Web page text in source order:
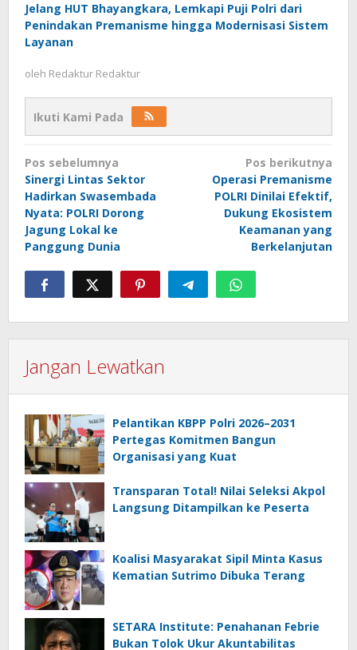
Jelang HUT Bhayangkara, Lemkapi Puji Polri dari
Penindakan Premanisme hingga Modernisasi Sistem
Layanan
oleh Redaktur Redaktur
Ikuti Kami Pada
Navigasi
pos
Pos sebelumnya
Sinergi Lintas Sektor
Hadirkan Swasembada
Nyata: POLRI Dorong
Jagung Lokal ke
Panggung Dunia
Pos berikutnya
Operasi Premanisme
POLRI Dinilai Efektif,
Dukung Ekosistem
Keamanan yang
Berkelanjutan
Jangan Lewatkan
Pelantikan KBPP Polri 2026–2031
Pertegas Komitmen Bangun
Organisasi yang Kuat
Transparan Total! Nilai Seleksi Akpol
Langsung Ditampilkan ke Peserta
Koalisi Masyarakat Sipil Minta Kasus
Kematian Sutrimo Dibuka Terang
SETARA Institute: Penahanan Febrie
Bukan Tolok Ukur Akuntabilitas